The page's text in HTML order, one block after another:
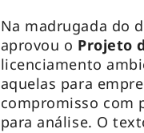
Na madrugada do
aprovou o Projeto
licenciamento
aquelas para
compromisso com
para análise. O